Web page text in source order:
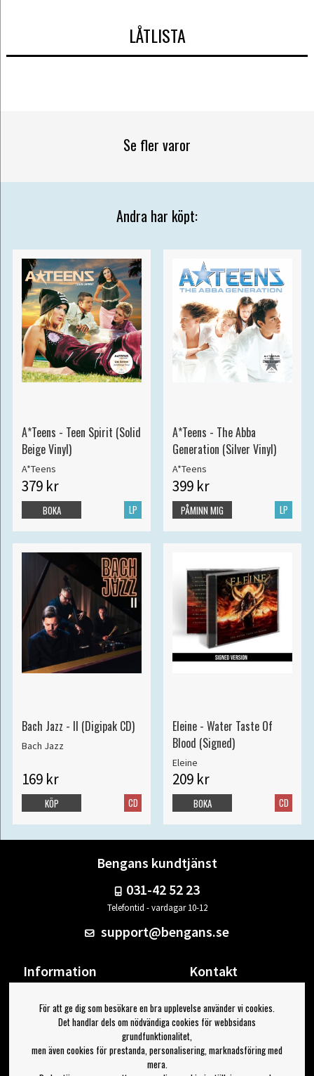
LÅTLISTA
Se fler varor
Andra har köpt:
A*Teens - Teen Spirit (Solid
Beige Vinyl)
A*Teens
379 kr
LP
BOKA
A*Teens - The Abba
Generation (Silver Vinyl)
A*Teens
399 kr
LP
PÅMINN MIG
Bach Jazz - II (Digipak CD)
Bach Jazz
169 kr
CD
KÖP
Eleine - Water Taste Of
Blood (Signed)
Eleine
209 kr
CD
BOKA
Bengans kundtjänst
031-42 52 23
Telefontid - vardagar 10-12
support@bengans.se
Information
Om Bengans
FAQ / Köp- & Leveransvillkor
Kontakt
Din sida
Logga ut
Jag vill ha tips från Bengans
För att ge dig som besökare en bra upplevelse använder vi cookies.
Det handlar dels om nödvändiga cookies för webbsidans
grundfunktionalitet,
men även cookies för prestanda, personalisering, marknadsföring med
mera.